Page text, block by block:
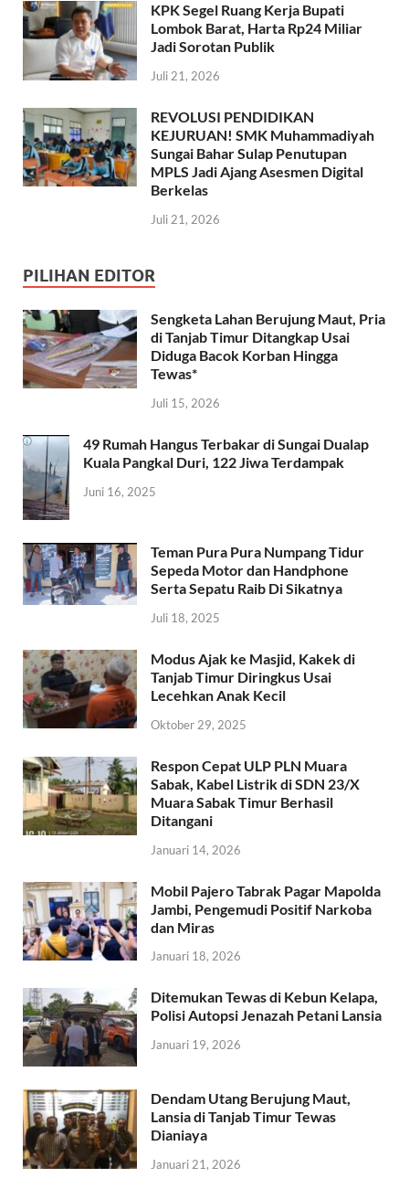
KPK Segel Ruang Kerja Bupati
Lombok Barat, Harta Rp24 Miliar
Jadi Sorotan Publik
Juli 21, 2026
REVOLUSI PENDIDIKAN
KEJURUAN! SMK Muhammadiyah
Sungai Bahar Sulap Penutupan
MPLS Jadi Ajang Asesmen Digital
Berkelas
Juli 21, 2026
PILIHAN EDITOR
Sengketa Lahan Berujung Maut, Pria
di Tanjab Timur Ditangkap Usai
Diduga Bacok Korban Hingga
Tewas*
Juli 15, 2026
49 Rumah Hangus Terbakar di Sungai Dualap
Kuala Pangkal Duri, 122 Jiwa Terdampak
Juni 16, 2025
Teman Pura Pura Numpang Tidur
Sepeda Motor dan Handphone
Serta Sepatu Raib Di Sikatnya
Juli 18, 2025
Modus Ajak ke Masjid, Kakek di
Tanjab Timur Diringkus Usai
Lecehkan Anak Kecil
Oktober 29, 2025
Respon Cepat ULP PLN Muara
Sabak, Kabel Listrik di SDN 23/X
Muara Sabak Timur Berhasil
Ditangani
Januari 14, 2026
Mobil Pajero Tabrak Pagar Mapolda
Jambi, Pengemudi Positif Narkoba
dan Miras
Januari 18, 2026
Ditemukan Tewas di Kebun Kelapa,
Polisi Autopsi Jenazah Petani Lansia
Januari 19, 2026
Dendam Utang Berujung Maut,
Lansia di Tanjab Timur Tewas
Dianiaya
Januari 21, 2026